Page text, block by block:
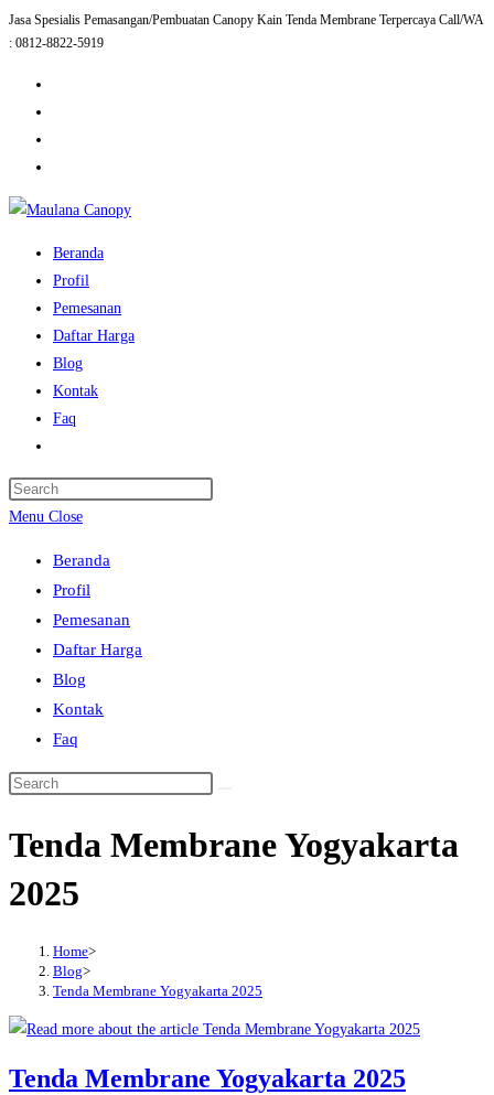
Skip
to
Jasa Spesialis Pemasangan/Pembuatan Canopy Kain Tenda Membrane Terpercaya Call/WA
: 0812-8822-5919
Beranda
Profil
Pemesanan
Daftar Harga
Blog
Kontak
Faq
search
Menu Close
Beranda
Profil
Pemesanan
Daftar Harga
Blog
Kontak
Faq
Search
website
Tenda Membrane Yogyakarta
2025
Home>
Blog>
Tenda Membrane Yogyakarta 2025
Tenda Membrane Yogyakarta 2025